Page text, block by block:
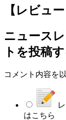
【レビュ
ニュース
トを投稿
コメント内容を
はこちら